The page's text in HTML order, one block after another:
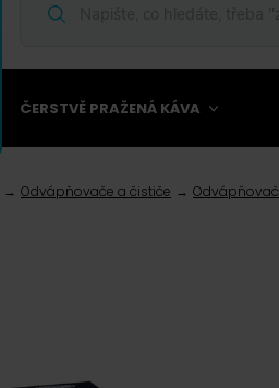
ČERSTVĚ PRAŽENÁ KÁVA
Odvápňovače a čističe